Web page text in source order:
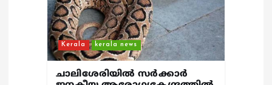
Kerala kerala news
ചാലിശേരിയില്‍ സര്‍ക്കാര്‍